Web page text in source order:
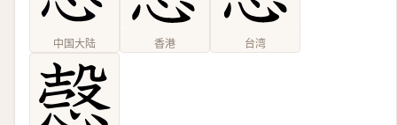
中国大陆 香港 台湾